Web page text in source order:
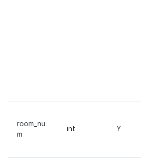
room_nu
m
int Y